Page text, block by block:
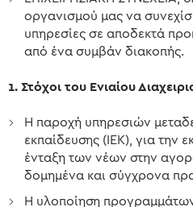
οργανισμού μας να
υπηρεσίες σε αποδεκτά
από ένα συμβάν διακοπής.
1. Στόχοι του Ενιαίου
Η παροχή υπηρεσιών
εκπαίδευσης (ΙΕΚ), για την
ένταξη των νέων στην
δομημένα και σύγχρονα
Η υλοποίηση